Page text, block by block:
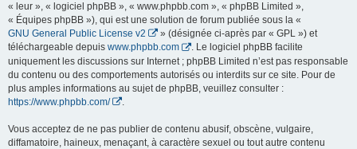
« leur », « logiciel phpBB », « www.phpbb.com », « phpBB Limited »,
« Équipes phpBB »), qui est une solution de forum publiée sous la «
GNU General Public License v2
» (désignée ci-après par « GPL ») et
téléchargeable depuis www.phpbb.com
. Le logiciel phpBB facilite
uniquement les discussions sur Internet ; phpBB Limited n’est pas responsable
du contenu ou des comportements autorisés ou interdits sur ce site. Pour de
plus amples informations au sujet de phpBB, veuillez consulter :
https://www.phpbb.com/
Vous acceptez de ne pas publier de contenu abusif, obscène, vulgaire,
diffamatoire, haineux, menaçant, à caractère sexuel ou tout autre contenu